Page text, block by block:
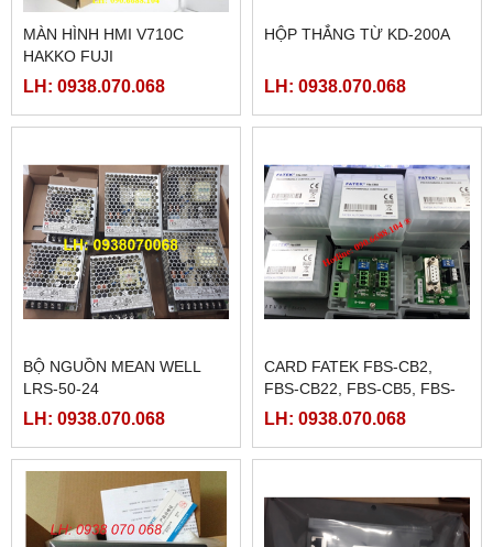
MÀN HÌNH HMI V710C
HAKKO FUJI
LH: 0938.070.068
HỘP THẮNG TỪ KD-200A
LH: 0938.070.068
BỘ NGUỒN MEAN WELL
LRS-50-24
LH: 0938.070.068
CARD FATEK FBS-CB2,
FBS-CB22, FBS-CB5, FBS-
CB25, FBS-CB55
LH: 0938.070.068